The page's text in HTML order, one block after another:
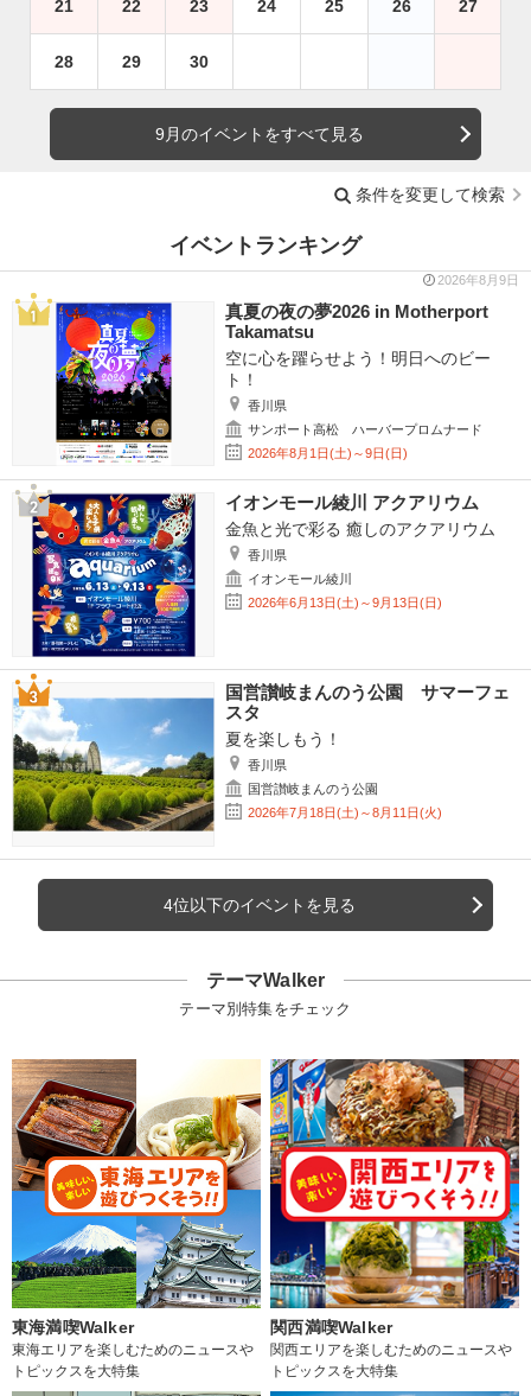
21 22 23 24 25 26 27
28 29 30
9月のイベントをすべて見る
条件を変更して検索
イベントランキング
2026年8月9日
真夏の夜の夢2026 in Motherport
Takamatsu
空に心を躍らせよう！明日へのビー
ト！
香川県
サンポート高松 ハーバープロムナード
2026年8月1日(土)～9日(日)
イオンモール綾川 アクアリウム
金魚と光で彩る 癒しのアクアリウム
香川県
イオンモール綾川
2026年6月13日(土)～9月13日(日)
国営讃岐まんのう公園 サマーフェ
スタ
夏を楽しもう！
香川県
国営讃岐まんのう公園
2026年7月18日(土)～8月11日(火)
4位以下のイベントを見る
テーマWalker
テーマ別特集をチェック
東海満喫Walker
東海エリアを楽しむためのニュースや
トピックスを大特集
関西満喫Walker
関西エリアを楽しむためのニュースや
トピックスを大特集